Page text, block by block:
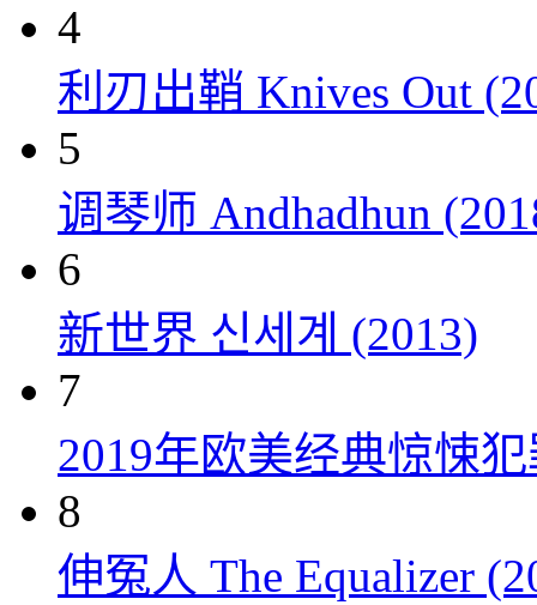
4
利刃出鞘 Knives Out
5
调琴师 Andhadhun
6
新世界 신세계 (2013)
7
2019年欧美经典惊悚
8
伸冤人 The Equalizer